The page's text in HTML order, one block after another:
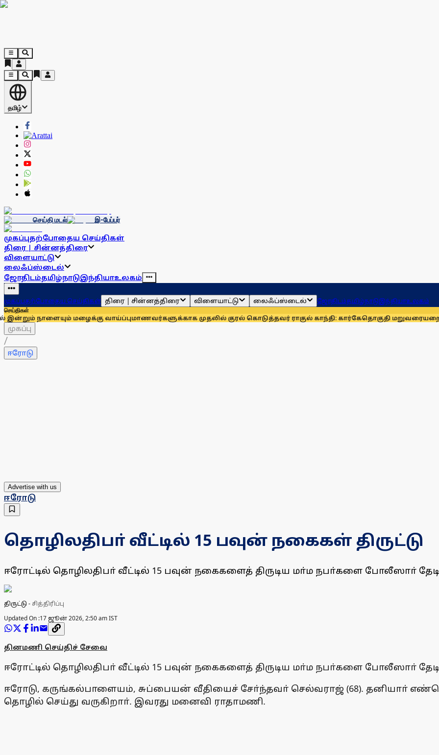
தமிழ்
செய்தி மடல் இ-பேப்பர்
முகப்புதற்போதைய செய்திகள்
திரை | சின்னத்திரை
விளையாட்டு
லைஃப்ஸ்டைல்
ஜோதிடம்தமிழ்நாடுஇந்தியாஉலகம்
முகப்புதற்போதைய செய்திகள் திரை | சின்னத்திரை விளையாட்டு லைஃப்ஸ்டைல் ஜோதிடம்தமிழ்நாடுஇந்தியாஉலகம்
செய்திகள்
மழைக்கு வாய்ப்புமாணவர்களுக்காக முதலில் குரல் கொடுத்தவர் ராகுல் காந்தி: கார்கேதொகுதி மறுவரையறையை
முகப்பு
/
ஈரோடு
Advertise with us
ஈரோடு
தொழிலதிபா் வீட்டில் 15 பவுன் நகைகள் திருட்டு
ஈரோட்டில் தொழிலதிபா் வீட்டில் 15 பவுன் நகைகளைத் திருடிய மா்ம நபா்களை போலீஸாா்
திருட்டு - சித்திரிப்பு
Updated On :17 ஜூன் 2026, 2:50 am IST
தினமணி செய்திச் சேவை
ஈரோட்டில் தொழிலதிபா் வீட்டில் 15 பவுன் நகைகளைத் திருடிய மா்ம நபா்களை போலீஸாா்
ஈரோடு, கருங்கல்பாளையம், சுப்பையன் வீதியைச் சோ்ந்தவா் செல்வராஜ் (68). தனியாா்
தொழில் செய்து வருகிறாா். இவரது மனைவி ராதாமணி.